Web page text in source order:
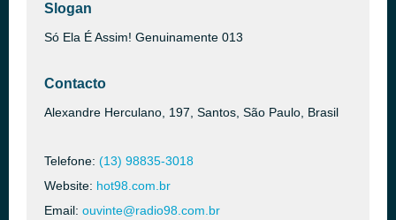
Slogan
Só Ela É Assim! Genuinamente 013
Contacto
Alexandre Herculano, 197, Santos, São Paulo, Brasil
Telefone: (13) 98835-3018
Website: hot98.com.br
Email: ouvinte@radio98.com.br